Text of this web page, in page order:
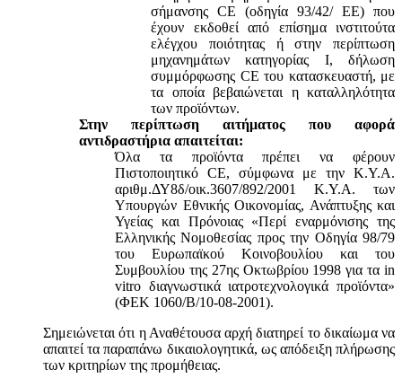
σήμανσης CE (οδηγία 93/42/ ΕΕ) που
έχουν εκδοθεί από επίσημα ινστιτούτα
ελέγχου ποιότητας ή στην περίπτωση
μηχανημάτων κατηγορίας Ι, δήλωση
συμμόρφωσης CE του κατασκευαστή, με
τα οποία βεβαιώνεται η καταλληλότητα
των προϊόντων.
Στην περίπτωση αιτήματος που αφορά
αντιδραστήρια απαιτείται:
Όλα τα προϊόντα πρέπει να φέρουν
Πιστοποιητικό CE, σύμφωνα με την Κ.Υ.Α.
αριθμ.ΔΥ8δ/οικ.3607/892/2001 Κ.Υ.Α. των
Υπουργών Εθνικής Οικονομίας, Ανάπτυξης και
Υγείας και Πρόνοιας «Περί εναρμόνισης της
Ελληνικής Νομοθεσίας προς την Οδηγία 98/79
του Ευρωπαϊκού Κοινοβουλίου και του
Συμβουλίου της 27ης Οκτωβρίου 1998 για τα in
vitro διαγνωστικά ιατροτεχνολογικά προϊόντα»
(ΦΕΚ 1060/Β/10-08-2001).
Σημειώνεται ότι η Αναθέτουσα αρχή διατηρεί το δικαίωμα να
απαιτεί τα παραπάνω δικαιολογητικά, ως απόδειξη πλήρωσης
των κριτηρίων της προμήθειας.